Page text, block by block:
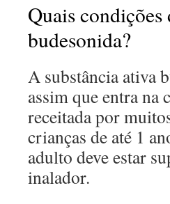
Quais
budesonida?
A substância ativa
assim que entra na
receitada por
crianças de até 1
adulto deve estar
inalador.